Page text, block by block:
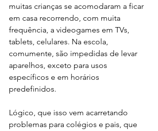
muitas crianças se acomodaram a ficar
em casa recorrendo, com muita
frequência, a videogames em TVs,
tablets, celulares. Na escola,
comumente, são impedidas de levar
aparelhos, exceto para usos
específicos e em horários
predefinidos.
Lógico, que isso vem acarretando
problemas para colégios e pais, que